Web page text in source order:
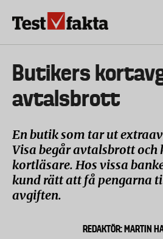
Huvudmeny
ny
Butikers
avtalsbrott
En butik som tar ut
Visa begår avtalsbrott och
kortläsare. Hos vissa
kund rätt att få pengarna
avgiften.
REDAKTÖR: MARTIN